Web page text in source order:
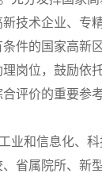
技术企业、专
件的国家高新
岗位，鼓励依
评价的重要参
和信息化、科
省属院所、新